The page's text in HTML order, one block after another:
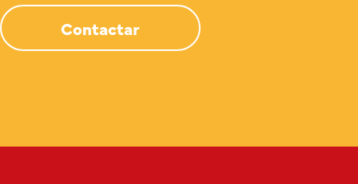
Contactar